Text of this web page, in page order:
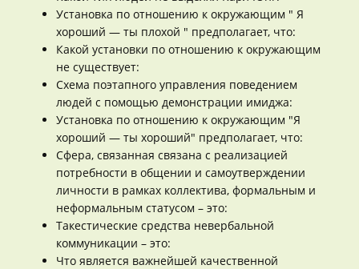
Установка по отношению к окружающим " Я
хороший — ты плохой " предполагает, что:
Какой установки по отношению к окружающим
не существует:
Схема поэтапного управления поведением
людей с помощью демонстрации имиджа:
Установка по отношению к окружающим "Я
хороший — ты хороший" предполагает, что:
Сфера, связанная связана с реализацией
потребности в общении и самоутверждении
личности в рамках коллектива, формальным и
неформальным статусом – это:
Такестические средства невербальной
коммуникации – это:
Что является важнейшей качественной